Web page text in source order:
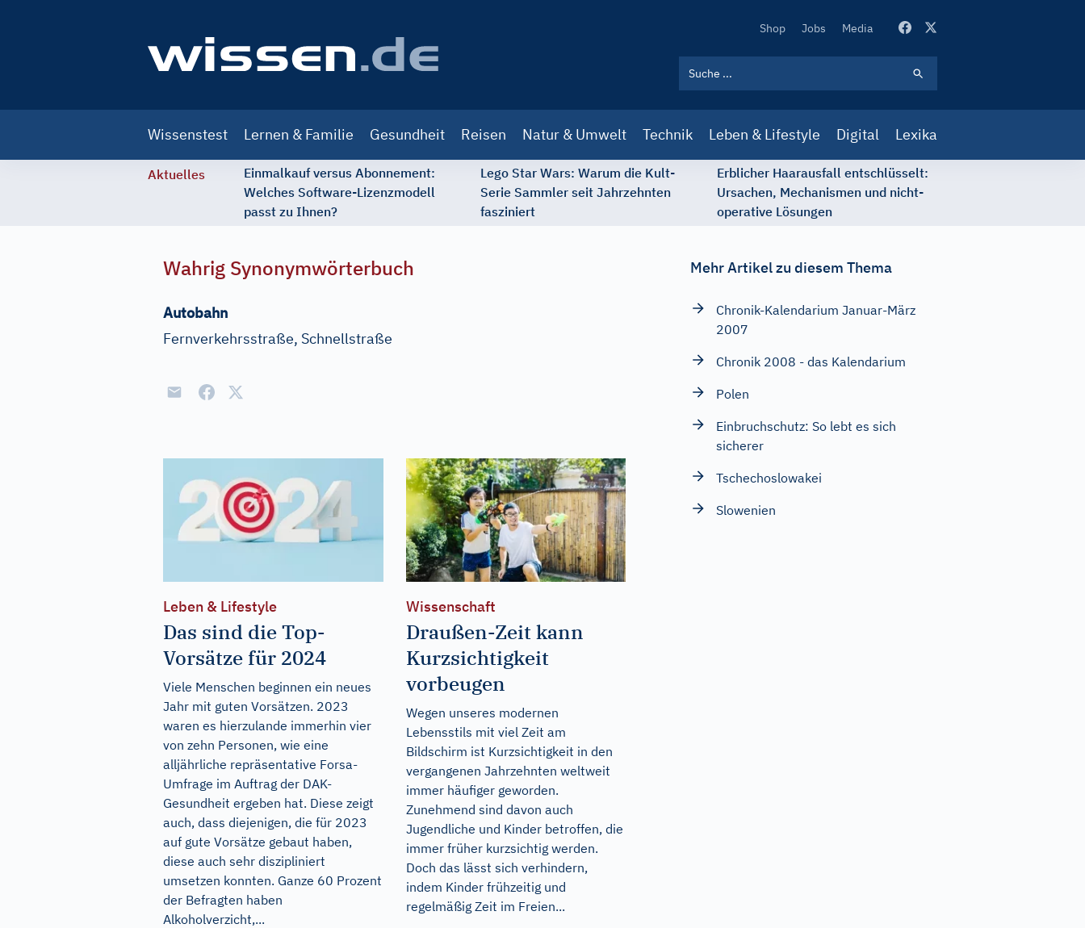
Secondary
Shop Jobs Media
navigation
Wissenstest Lernen & Familie Gesundheit Reisen Natur & Umwelt Technik Leben & Lifestyle Digital Lexika
Aktuelles
Einmalkauf versus Abonnement:
Welches Software-Lizenzmodell
passt zu Ihnen?
Lego Star Wars: Warum die Kult-
Serie Sammler seit Jahrzehnten
fasziniert
Erblicher Haarausfall entschlüsselt:
Ursachen, Mechanismen und nicht-
operative Lösungen
Wahrig Synonymwörterbuch
Autobahn
Fernverkehrsstraße, Schnellstraße
Leben & Lifestyle
Das sind die Top-
Vorsätze für 2024
Viele Menschen beginnen ein neues
Jahr mit guten Vorsätzen. 2023
waren es hierzulande immerhin vier
von zehn Personen, wie eine
alljährliche repräsentative Forsa-
Umfrage im Auftrag der DAK-
Gesundheit ergeben hat. Diese zeigt
auch, dass diejenigen, die für 2023
auf gute Vorsätze gebaut haben,
diese auch sehr diszipliniert
umsetzen konnten. Ganze 60 Prozent
der Befragten haben
Alkoholverzicht,...
Wissenschaft
Draußen-Zeit kann
Kurzsichtigkeit
vorbeugen
Wegen unseres modernen
Lebensstils mit viel Zeit am
Bildschirm ist Kurzsichtigkeit in den
vergangenen Jahrzehnten weltweit
immer häufiger geworden.
Zunehmend sind davon auch
Jugendliche und Kinder betroffen, die
immer früher kurzsichtig werden.
Doch das lässt sich verhindern,
indem Kinder frühzeitig und
regelmäßig Zeit im Freien...
Mehr Artikel zu diesem Thema
Chronik-Kalendarium Januar-März
2007
Chronik 2008 - das Kalendarium
Polen
Einbruchschutz: So lebt es sich
sicherer
Tschechoslowakei
Slowenien